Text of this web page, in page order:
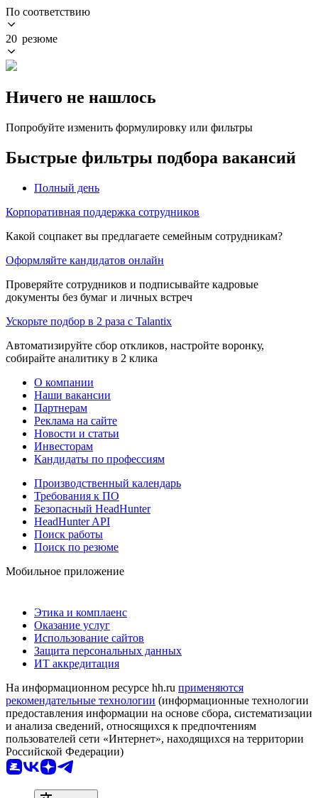
По соответствию
20 резюме
Ничего не нашлось
Попробуйте изменить формулировку или фильтры
Быстрые фильтры подбора вакансий
Полный день
Корпоративная поддержка сотрудников
Какой соцпакет вы предлагаете семейным сотрудникам?
Оформляйте кандидатов онлайн
Проверяйте сотрудников и подписывайте кадровые
документы без бумаг и личных встреч
Ускорьте подбор в 2 раза с Talantix
Автоматизируйте сбор откликов, настройте воронку,
собирайте аналитику в 2 клика
О компании
Наши вакансии
Партнерам
Реклама на сайте
Новости и статьи
Инвесторам
Кандидаты по профессиям
Производственный календарь
Требования к ПО
Безопасный HeadHunter
HeadHunter API
Поиск работы
Поиск по резюме
Мобильное приложение
Этика и комплаенс
Оказание услуг
Использование сайтов
Защита персональных данных
ИТ аккредитация
На информационном ресурсе hh.ru применяются
рекомендательные технологии (информационные технологии
предоставления информации на основе сбора, систематизации
и анализа сведений, относящихся к предпочтениям
пользователей сети «Интернет», находящихся на территории
Российской Федерации)